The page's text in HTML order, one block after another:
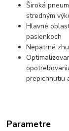
Široká
stredným
Hlavné
pasienkoch
Nepatrné
prepichnutiu
Parametre